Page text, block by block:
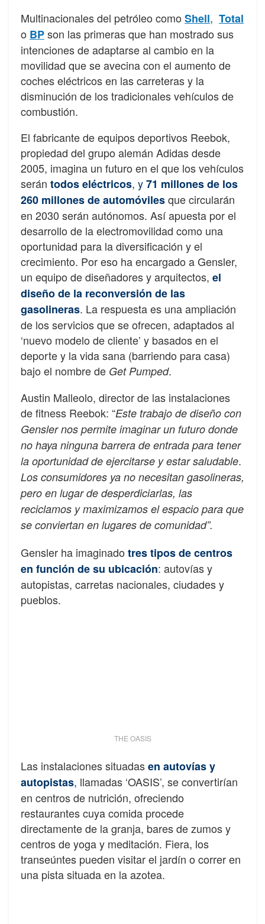
Multinacionales del petróleo como Shell, Total
o BPson las primeras que han mostrado sus
intenciones de adaptarse al cambio en la
movilidad que se avecina con el aumento de
coches eléctricos en las carreteras y la
disminución de los tradicionales vehículos de
combustión.
El fabricante de equipos deportivos Reebok,
propiedad del grupo alemán Adidas desde
2005, imagina un futuro en el que los vehículos
serán todos eléctricos, y71 millones de los
260 millones de automóvilesque circularán
en 2030 serán autónomos. Así apuesta por el
desarrollo de la electromovilidad como una
oportunidad para la diversificación y el
crecimiento. Por eso ha encargado a Gensler,
un equipo de diseñadores y arquitectos, el
diseño de la reconversión de las
gasolineras. La respuesta es una ampliación
de los servicios que se ofrecen, adaptados al
‘nuevo modelo de cliente’ y basados en el
deporte y la vida sana (barriendo para casa)
bajo el nombre de Get Pumped.
Austin Malleolo, director de las instalaciones
de fitness Reebok: “Este trabajo de diseño con
Gensler nos permite imaginar un futuro donde
no haya ninguna barrera de entrada para tener
la oportunidad de ejercitarse y estar saludable.
Los consumidores ya no necesitan gasolineras,
pero en lugar de desperdiciarlas, las
reciclamos y maximizamos el espacio para que
se conviertan en lugares de comunidad”.
Gensler ha imaginado tres tipos de centros
en función de su ubicación: autovías y
autopistas, carretas nacionales, ciudades y
pueblos.
THE OASIS
Las instalaciones situadasen autovías y
autopistas, llamadas ‘OASIS’, se convertirían
en centros de nutrición, ofreciendo
restaurantes cuya comida procede
directamente de la granja, bares de zumos y
centros de yoga y meditación. Fiera, los
transeúntes pueden visitar el jardín o correr en
una pista situada en la azotea.